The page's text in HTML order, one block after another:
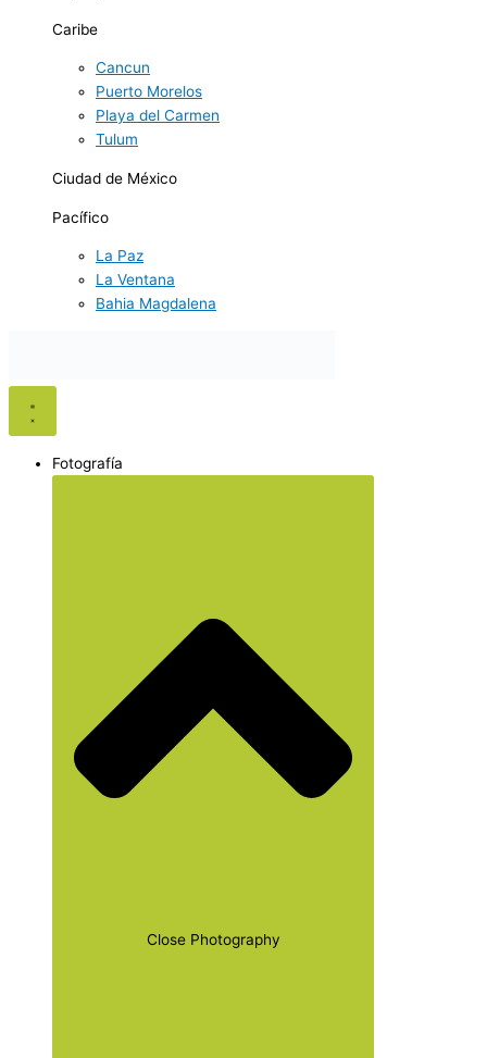
Caribe
Cancun
Puerto Morelos
Playa del Carmen
Tulum
Ciudad de México
Pacífico
La Paz
La Ventana
Bahia Magdalena
Fotografía
Close Photography